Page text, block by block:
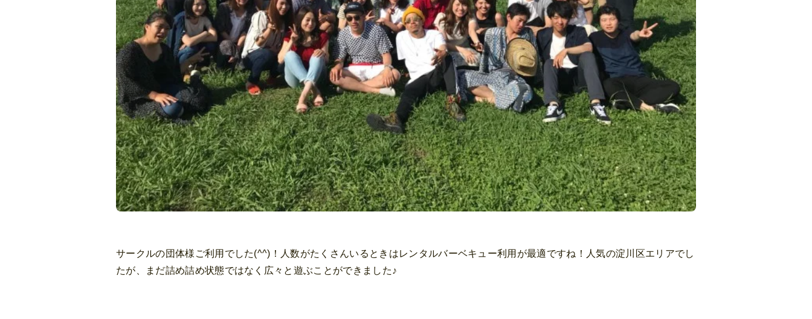
サークルの団体様ご利用でした(^^)！人数がたくさんいるときはレンタルバーベキュー利用が最適ですね！人気の淀川区エリアでし
たが、まだ詰め詰め状態ではなく広々と遊ぶことができました♪